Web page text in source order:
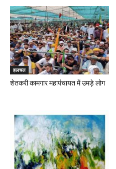
हलचल
शेतकरी कामगार महापंचायत में उमड़े लोग